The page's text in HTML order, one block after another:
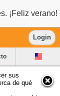
¡Feliz verano!
Login
sus
de qué